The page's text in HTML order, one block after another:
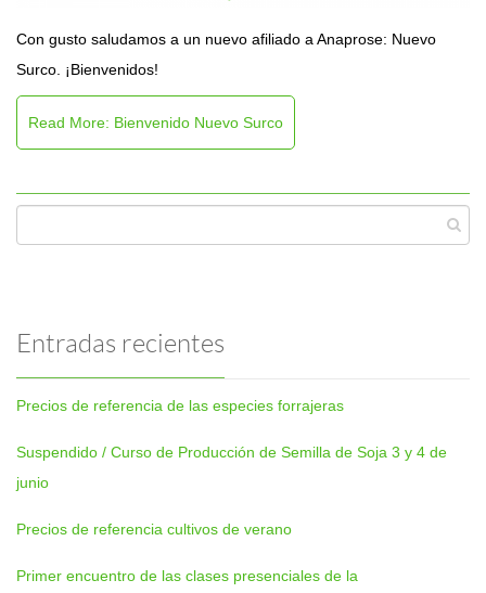
Con gusto saludamos a un nuevo afiliado a Anaprose: Nuevo
Surco. ¡Bienvenidos!
Read More: Bienvenido Nuevo Surco
Entradas recientes
Precios de referencia de las especies forrajeras
Suspendido / Curso de Producción de Semilla de Soja 3 y 4 de
junio
Precios de referencia cultivos de verano
Primer encuentro de las clases presenciales de la